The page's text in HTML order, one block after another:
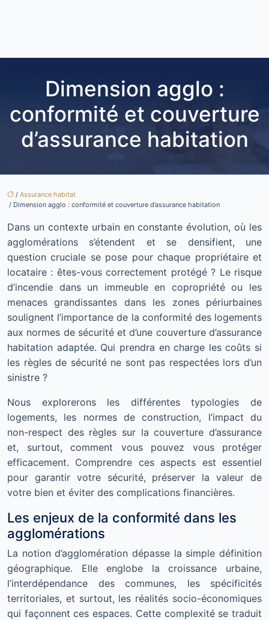
Dimension agglo :
conformité et couverture
d’assurance habitation
/ Assurance habitat
/ Dimension agglo : conformité et couverture d’assurance habitation
Dans un contexte urbain en constante évolution, où les
agglomérations s’étendent et se densifient, une
question cruciale se pose pour chaque propriétaire et
locataire : êtes-vous correctement protégé ? Le risque
d’incendie dans un immeuble en copropriété ou les
menaces grandissantes dans les zones périurbaines
soulignent l’importance de la conformité des logements
aux normes de sécurité et d’une couverture d’assurance
habitation adaptée. Qui prendra en charge les coûts si
les règles de sécurité ne sont pas respectées lors d’un
sinistre ?
Nous explorerons les différentes typologies de
logements, les normes de construction, l’impact du
non-respect des règles sur la couverture d’assurance
et, surtout, comment vous pouvez vous protéger
efficacement. Comprendre ces aspects est essentiel
pour garantir votre sécurité, préserver la valeur de
votre bien et éviter des complications financières.
Les enjeux de la conformité dans les
agglomérations
La notion d’agglomération dépasse la simple définition
géographique. Elle englobe la croissance urbaine,
l’interdépendance des communes, les spécificités
territoriales, et surtout, les réalités socio-économiques
qui façonnent ces espaces. Cette complexité se traduit